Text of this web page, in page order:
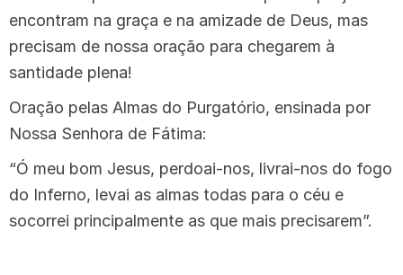
encontram na graça e na amizade de Deus, mas
precisam de nossa oração para chegarem à
santidade plena!
Oração pelas Almas do Purgatório, ensinada por
Nossa Senhora de Fátima:
“Ó meu bom Jesus, perdoai-nos, livrai-nos do fogo
do Inferno, levai as almas todas para o céu e
socorrei principalmente as que mais precisarem”.